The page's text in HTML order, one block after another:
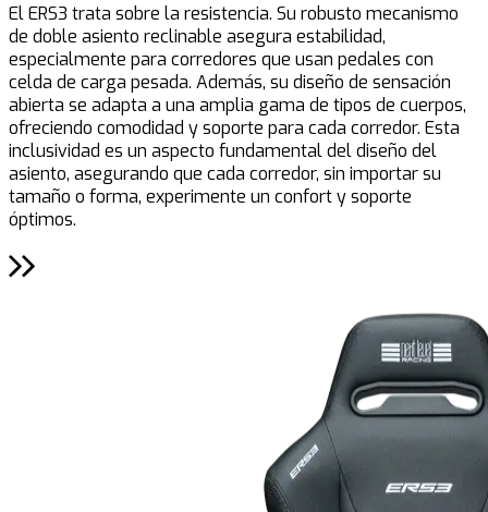
El ERS3 trata sobre la resistencia. Su robusto mecanismo
de doble asiento reclinable asegura estabilidad,
especialmente para corredores que usan pedales con
celda de carga pesada. Además, su diseño de sensación
abierta se adapta a una amplia gama de tipos de cuerpos,
ofreciendo comodidad y soporte para cada corredor. Esta
inclusividad es un aspecto fundamental del diseño del
asiento, asegurando que cada corredor, sin importar su
tamaño o forma, experimente un confort y soporte
óptimos.